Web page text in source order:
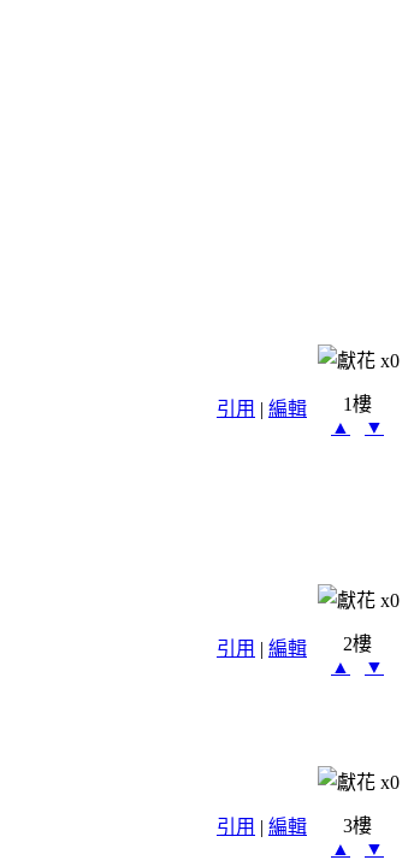
x0
引用 | 編輯
1樓
▲
▼
x0
引用 | 編輯
2樓
▲
▼
x0
引用 | 編輯
3樓
▲
▼